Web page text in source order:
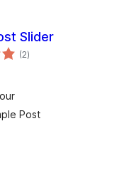
Slider
(2個
の)
Post